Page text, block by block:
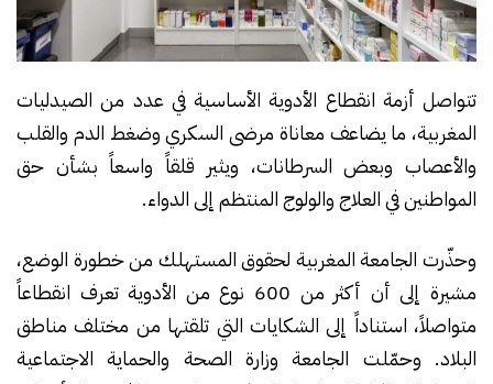
تتواصل أزمة انقطاع الأدوية الأساسية في عدد من الصيدليات
المغربية، ما يضاعف معاناة مرضى السكري وضغط الدم والقلب
والأعصاب وبعض السرطانات، ويثير قلقاً واسعاً بشأن حق
المواطنين في العلاج والولوج المنتظم إلى الدواء.
وحذّرت الجامعة المغربية لحقوق المستهلك من خطورة الوضع،
مشيرة إلى أن أكثر من 600 نوع من الأدوية تعرف انقطاعاً
متواصلاً، استناداً إلى الشكايات التي تلقتها من مختلف مناطق
البلاد. وحمّلت الجامعة وزارة الصحة والحماية الاجتماعية